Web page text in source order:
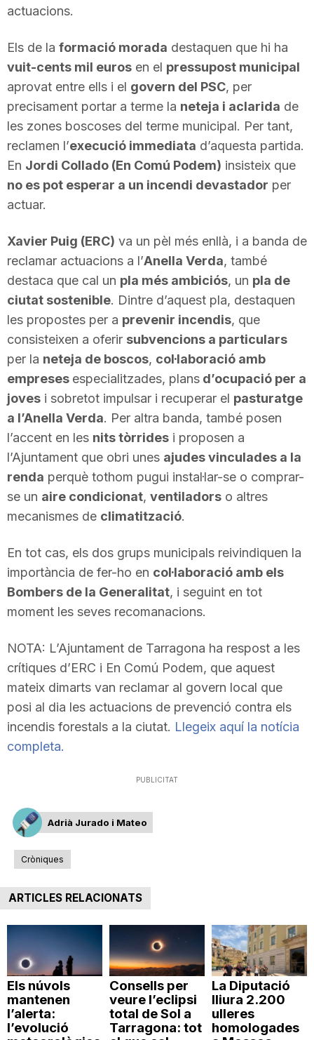
o
n
actuacions.
Els de la formació morada destaquen que hi ha
vuit-cents mil euros en el pressupost municipal
aprovat entre ells i el govern del PSC, per
precisament portar a terme la neteja i aclarida de
les zones boscoses del terme municipal. Per tant,
reclamen l’execució immediata d’aquesta partida.
En Jordi Collado (En Comú Podem) insisteix que
no es pot esperar a un incendi devastador per
actuar.
Xavier Puig (ERC) va un pèl més enllà, i a banda de
reclamar actuacions a l’Anella Verda, també
destaca que cal un pla més ambiciós, un pla de
ciutat sostenible. Dintre d’aquest pla, destaquen
les propostes per a prevenir incendis, que
consisteixen a oferir subvencions a particulars
per la neteja de boscos, col·laboració amb
empreses especialitzades, plans d’ocupació per a
joves i sobretot impulsar i recuperar el pasturatge
a l’Anella Verda. Per altra banda, també posen
l’accent en les nits tòrrides i proposen a
l’Ajuntament que obri unes ajudes vinculades a la
renda perquè tothom pugui instal·lar-se o comprar-
se un aire condicionat, ventiladors o altres
mecanismes de climatització.
En tot cas, els dos grups municipals reivindiquen la
importància de fer-ho en col·laboració amb els
Bombers de la Generalitat, i seguint en tot
moment les seves recomanacions.
NOTA: L’Ajuntament de Tarragona ha respost a les
crítiques d’ERC i En Comú Podem, que aquest
mateix dimarts van reclamar al govern local que
posi al dia les actuacions de prevenció contra els
incendis forestals a la ciutat. Llegeix aquí la notícia
completa.
PUBLICITAT
Adrià Jurado i Mateo
Cròniques
ARTICLES RELACIONATS
Els núvols
mantenen
l’alerta:
l’evolució
Consells per
veure l’eclipsi
total de Sol a
Tarragona: tot
La Diputació
lliura 2.200
ulleres
homologades